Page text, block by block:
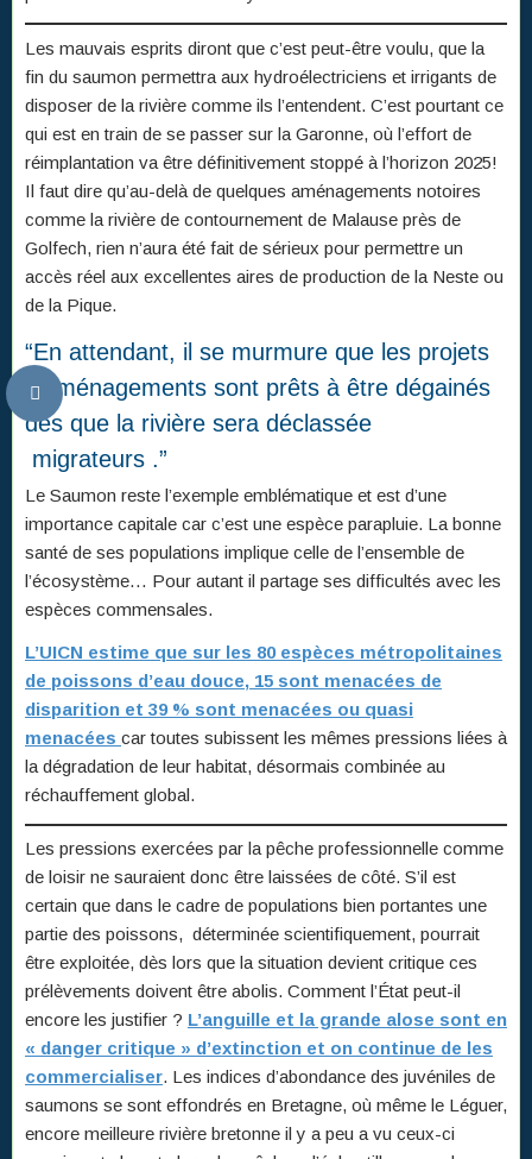
Les mauvais esprits diront que c’est peut-être voulu, que la
fin du saumon permettra aux hydroélectriciens et irrigants de
disposer de la rivière comme ils l’entendent. C’est pourtant ce
qui est en train de se passer sur la Garonne, où l’effort de
réimplantation va être définitivement stoppé à l’horizon 2025!
Il faut dire qu’au-delà de quelques aménagements notoires
comme la rivière de contournement de Malause près de
Golfech, rien n’aura été fait de sérieux pour permettre un
accès réel aux excellentes aires de production de la Neste ou
de la Pique.
“En attendant, il se murmure que les projets
d’aménagements sont prêts à être dégainés
dès que la rivière sera déclassée
migrateurs .”
Le Saumon reste l’exemple emblématique et est d’une
importance capitale car c’est une espèce parapluie. La bonne
santé de ses populations implique celle de l’ensemble de
l’écosystème… Pour autant il partage ses difficultés avec les
espèces commensales.
L’UICN estime que sur les 80 espèces métropolitaines
de poissons d’eau douce, 15 sont menacées de
disparition et 39 % sont menacées ou quasi
menacées car toutes subissent les mêmes pressions liées à
la dégradation de leur habitat, désormais combinée au
réchauffement global.
Les pressions exercées par la pêche professionnelle comme
de loisir ne sauraient donc être laissées de côté. S’il est
certain que dans le cadre de populations bien portantes une
partie des poissons, déterminée scientifiquement, pourrait
être exploitée, dès lors que la situation devient critique ces
prélèvements doivent être abolis. Comment l’État peut-il
encore les justifier ? L’anguille et la grande alose sont en
« danger critique » d’extinction et on continue de les
commercialiser. Les indices d’abondance des juvéniles de
saumons se sont effondrés en Bretagne, où même le Léguer,
encore meilleure rivière bretonne il y a peu a vu ceux-ci